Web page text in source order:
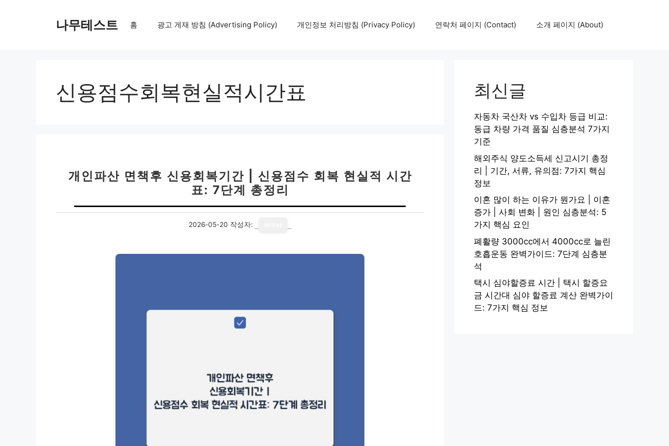
나무테스트 홈 광고 게재 방침 (Advertising Policy) 개인정보 처리방침 (Privacy Policy) 연락처 페이지 (Contact) 소개 페이지 (About)
신용점수회복현실적시간표
개인파산 면책후 신용회복기간 | 신용점수 회복 현실적 시간
표: 7단계 총정리
2026-05-20 작성자:
최신글
자동차 국산차 vs 수입차 등급 비교:
동급 차량 가격 품질 심층분석 7가지
기준
해외주식 양도소득세 신고시기 총정
리 | 기간, 서류, 유의점: 7가지 핵심
정보
이혼 많이 하는 이유가 뭔가요 | 이혼
증가 | 사회 변화 | 원인 심층분석: 5
가지 핵심 요인
폐활량 3000cc에서 4000cc로 늘린
호흡운동 완벽가이드: 7단계 심층분
석
택시 심야할증료 시간 | 택시 할증요
금 시간대 심야 할증료 계산 완벽가이
드: 7가지 핵심 정보